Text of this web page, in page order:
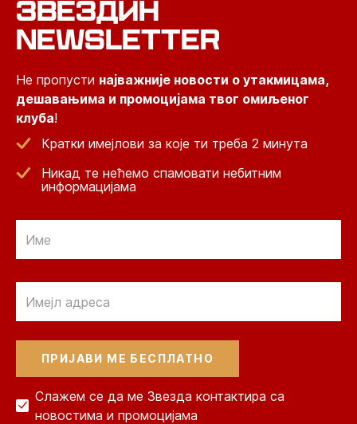
ЗВЕЗДИН
NEWSLETTER
Не пропусти најважније новости о утакмицама,
дешавањима и промоцијама твог омиљеног
клуба!
Кратки имејлови за које ти треба 2 минута
Никад те нећемо спамовати небитним
информацијама
Слажем се да ме Звезда контактира са
новостима и промоцијама